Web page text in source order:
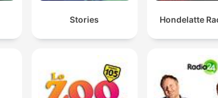
Stories Hondelatte